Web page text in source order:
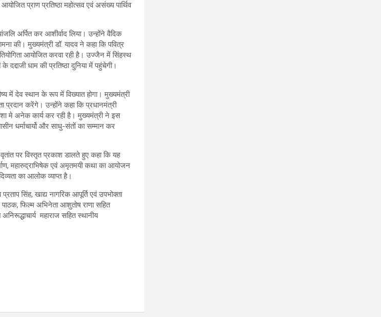
प्राण प्रतिष्ठा महोत्सव एवं असंख्य पार्थिव
अर्पित कर आशीर्वाद लिया। उन्होंने वैदिक
की। मुख्यमंत्री डॉ. यादव ने कहा कि पवित्र
आयोजित करवा रही है। उज्जैन में सिंहस्थ
धाम की प्रतिष्ठा दुनिया में पहुंचेगी।
में देव स्थान के रूप में विख्यात होगा। मुख्यमंत्री
प्रदान करेंगे। उन्होंने कहा कि प्रधानमंत्री
मे अनेक कार्य कर रही है। मुख्यमंत्री ने इस
धर्माचार्यो और साधु-संतों का सम्मान कर
पर विस्तृत प्रकाश डालते हुए कहा कि यह
महारुद्राभिषेक एवं अमृतमयी कथा का आयोजन
का आलोक व्याप्त है।
सिंह, खाद्य नागरिक आपूर्ति एवं उपभोक्ता
फिल्म अभिनेता आशुतोष राणा सहित
महाराज सहित स्थानीय